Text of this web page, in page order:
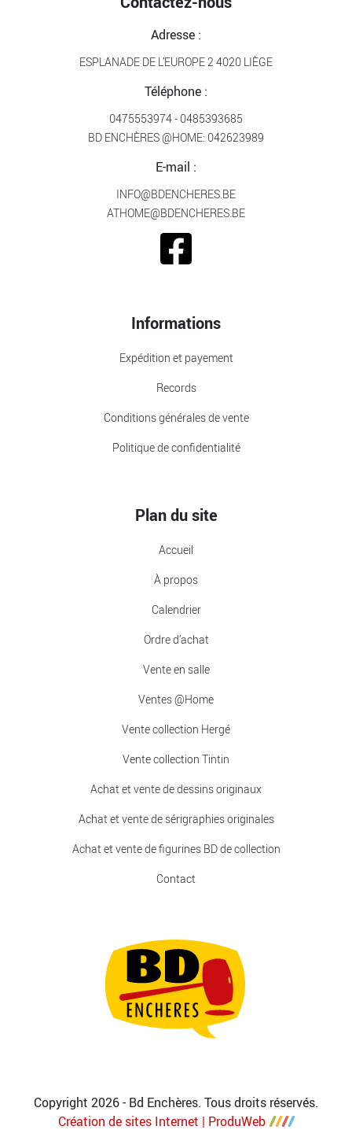
Adresse :
ESPLANADE DE L’EUROPE 2 4020 LIÈGE
Téléphone :
0475553974- 0485393685
BD ENCHÈRES @HOME: 042623989
E-mail :
INFO@BDENCHERES.BE
ATHOME@BDENCHERES.BE
Informations
Expédition et payement
Records
Conditions générales de vente
Politique de confidentialité
Plan du site
Accueil
À propos
Calendrier
Ordre d’achat
Vente en salle
Ventes @Home
Vente collection Hergé
Vente collection Tintin
Achat et vente de dessins originaux
Achat et vente de sérigraphies originales
Achat et vente de figurines BD de collection
Contact
Copyright 2026 - Bd Enchères. Tous droits réservés.
Création de sites Internet | ProduWeb